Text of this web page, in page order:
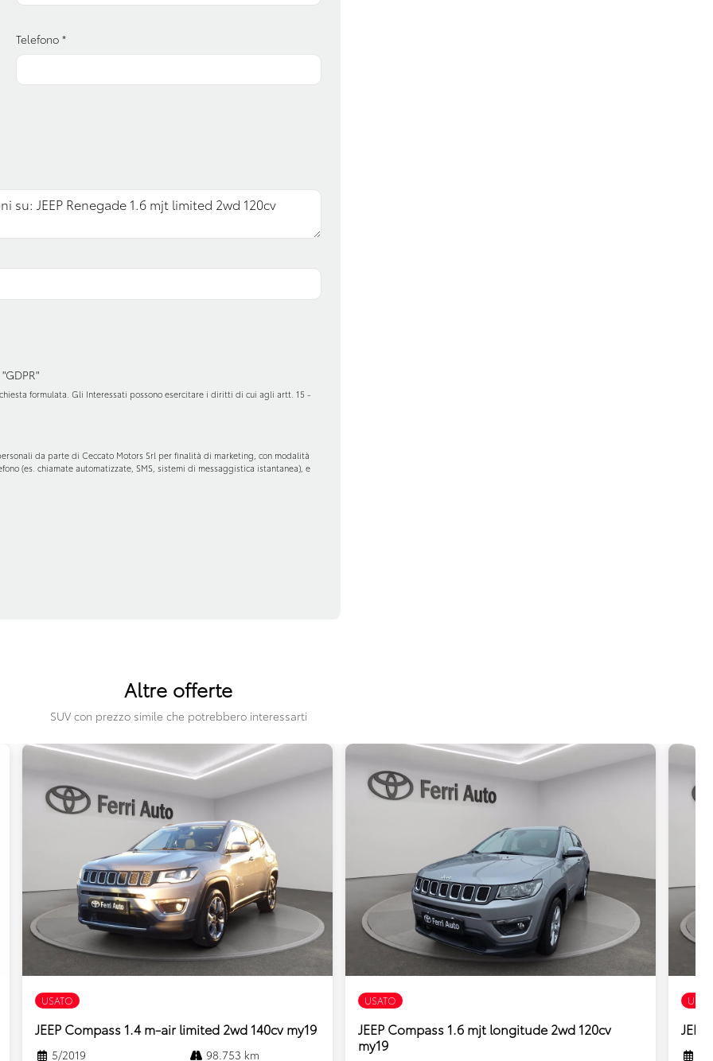
Telefono *
formulata. Gli Interessati possono esercitare i diritti di cui agli artt. 15 -
da parte di Ceccato Motors Srl per finalità di marketing, con modalità
(es. chiamate automatizzate, SMS, sistemi di messaggistica istantanea), e
Altre offerte
SUV con prezzo simile che potrebbero interessarti
USATO
JEEP Compass 1.4 m-air limited 2wd 140cv my19
5/2019 98.753 km
USATO
JEEP Compass 1.6 mjt longitude 2wd 120cv
my19